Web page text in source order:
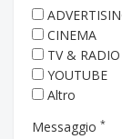
CINEMA
TV & RADIO
YOUTUBE
Altro
Messaggio *